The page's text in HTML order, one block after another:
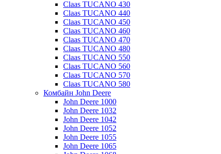
Claas TUCANO 430
Claas TUCANO 440
Claas TUCANO 450
Claas TUCANO 460
Claas TUCANO 470
Claas TUCANO 480
Claas TUCANO 550
Claas TUCANO 560
Claas TUCANO 570
Claas TUCANO 580
Комбайн John Deere
John Deere 1000
John Deere 1032
John Deere 1042
John Deere 1052
John Deere 1055
John Deere 1065